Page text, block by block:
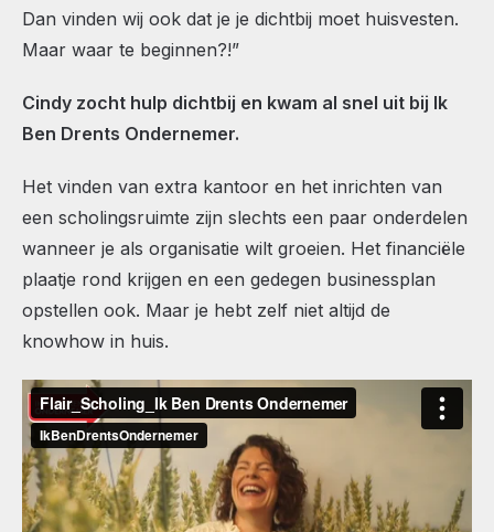
Dan vinden wij ook dat je je dichtbij moet huisvesten.
Maar waar te beginnen?!”
Cindy zocht hulp dichtbij en kwam al snel uit bij Ik
Ben Drents Ondernemer.
Het vinden van extra kantoor en het inrichten van
een scholingsruimte zijn slechts een paar onderdelen
wanneer je als organisatie wilt groeien. Het financiële
plaatje rond krijgen en een gedegen businessplan
opstellen ook. Maar je hebt zelf niet altijd de
knowhow in huis.